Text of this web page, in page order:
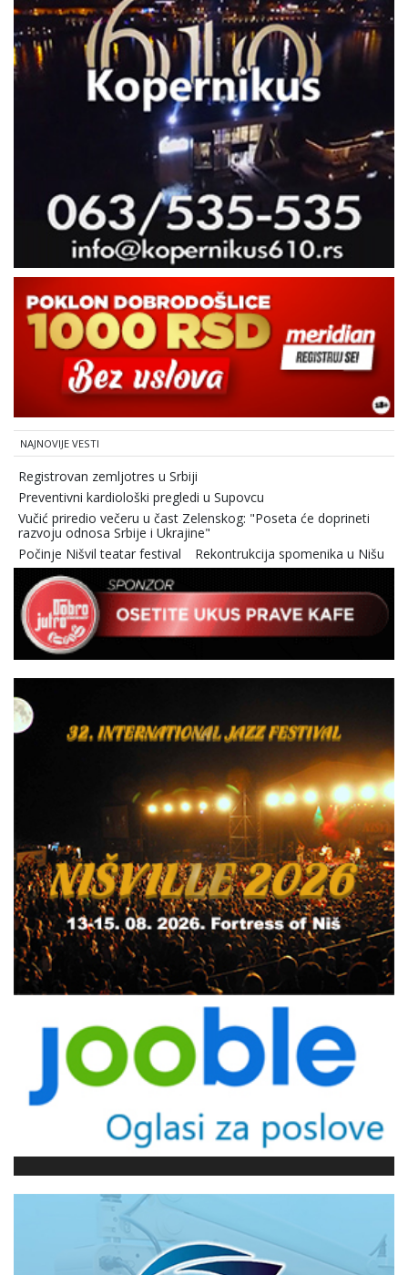
NAJNOVIJE VESTI
Registrovan zemljotres u Srbiji
Preventivni kardiološki pregledi u Supovcu
Vučić priredio večeru u čast Zelenskog: "Poseta će doprineti
razvoju odnosa Srbije i Ukrajine"
Počinje Nišvil teatar festival
Rekontrukcija spomenika u Nišu